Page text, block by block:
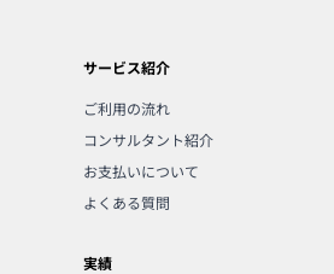
サービス紹介
ご利用の流れ
コンサルタント紹介
お支払いについて
よくある質問
実績